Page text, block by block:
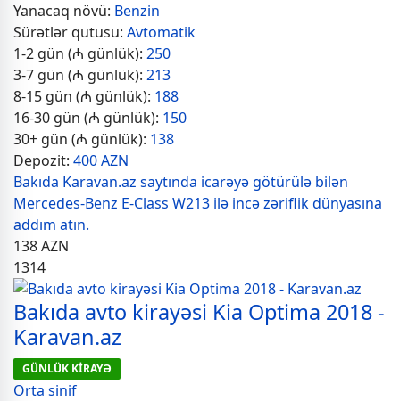
Yanacaq növü: Benzin
Sürətlər qutusu: Avtomatik
1-2 gün (₼ günlük): 250
3-7 gün (₼ günlük): 213
8-15 gün (₼ günlük): 188
16-30 gün (₼ günlük): 150
30+ gün (₼ günlük): 138
Depozit: 400 AZN
Bakıda Karavan.az saytında icarəyə götürülə bilən
Mercedes-Benz E-Class W213 ilə incə zəriflik dünyasına
addım atın.
138AZN
1314
Bakıda avto kirayəsi Kia Optima 2018 -
Karavan.az
GÜNLÜK KİRAYƏ
Orta sinif